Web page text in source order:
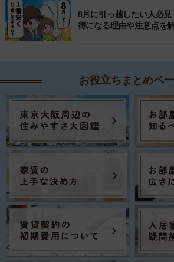
8月に引っ越したい人必
得になる理由や注意点を
お役立ちまとめペ